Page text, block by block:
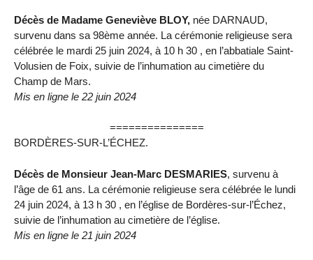
Décès de Madame Geneviève BLOY, née DARNAUD,
survenu dans sa 98ème année. La cérémonie religieuse sera
célébrée le mardi 25 juin 2024, à 10 h 30 , en l’abbatiale Saint-
Volusien de Foix, suivie de l’inhumation au cimetière du
Champ de Mars.
Mis en ligne le 22 juin 2024
===============
BORDÈRES-SUR-L’ÉCHEZ.
Décès de Monsieur Jean-Marc DESMARIES, survenu à
l’âge de 61 ans. La cérémonie religieuse sera célébrée le lundi
24 juin 2024, à 13 h 30 , en l’église de Bordères-sur-l’Échez,
suivie de l’inhumation au cimetière de l’église.
Mis en ligne le 21 juin 2024